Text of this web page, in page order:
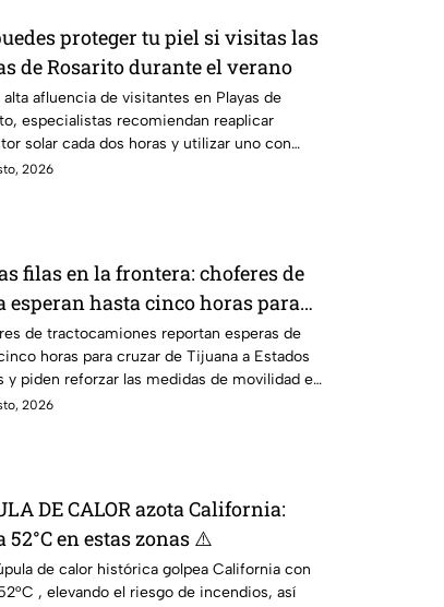
proteger tu piel si visitas las
de Rosarito durante el verano
alta afluencia de visitantes en Playas de
especialistas recomiendan reaplicar
solar cada dos horas y utilizar uno con
o superior.
2026
filas en la frontera: choferes de
esperan hasta cinco horas para
a EE. UU.
de tractocamiones reportan esperas de
horas para cruzar de Tijuana a Estados
y piden reforzar las medidas de movilidad en
2026
DE CALOR azota California:
52°C en estas zonas ⚠️
de calor histórica golpea California con
, elevando el riesgo de incendios, así